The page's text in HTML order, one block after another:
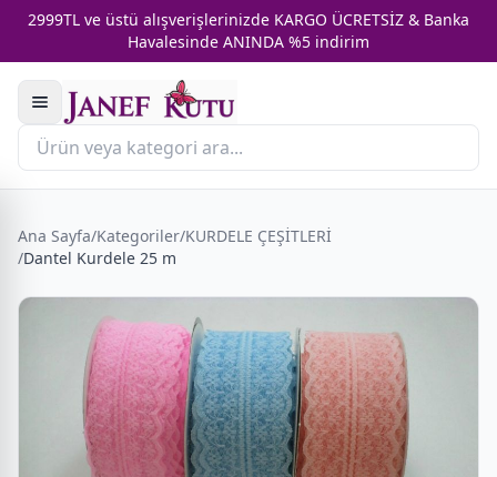
2999TL ve üstü alışverişlerinizde KARGO ÜCRETSİZ & Banka
Havalesinde ANINDA %5 indirim
Ana Sayfa/Kategoriler/KURDELE ÇEŞİTLERİ
/Dantel Kurdele 25 m